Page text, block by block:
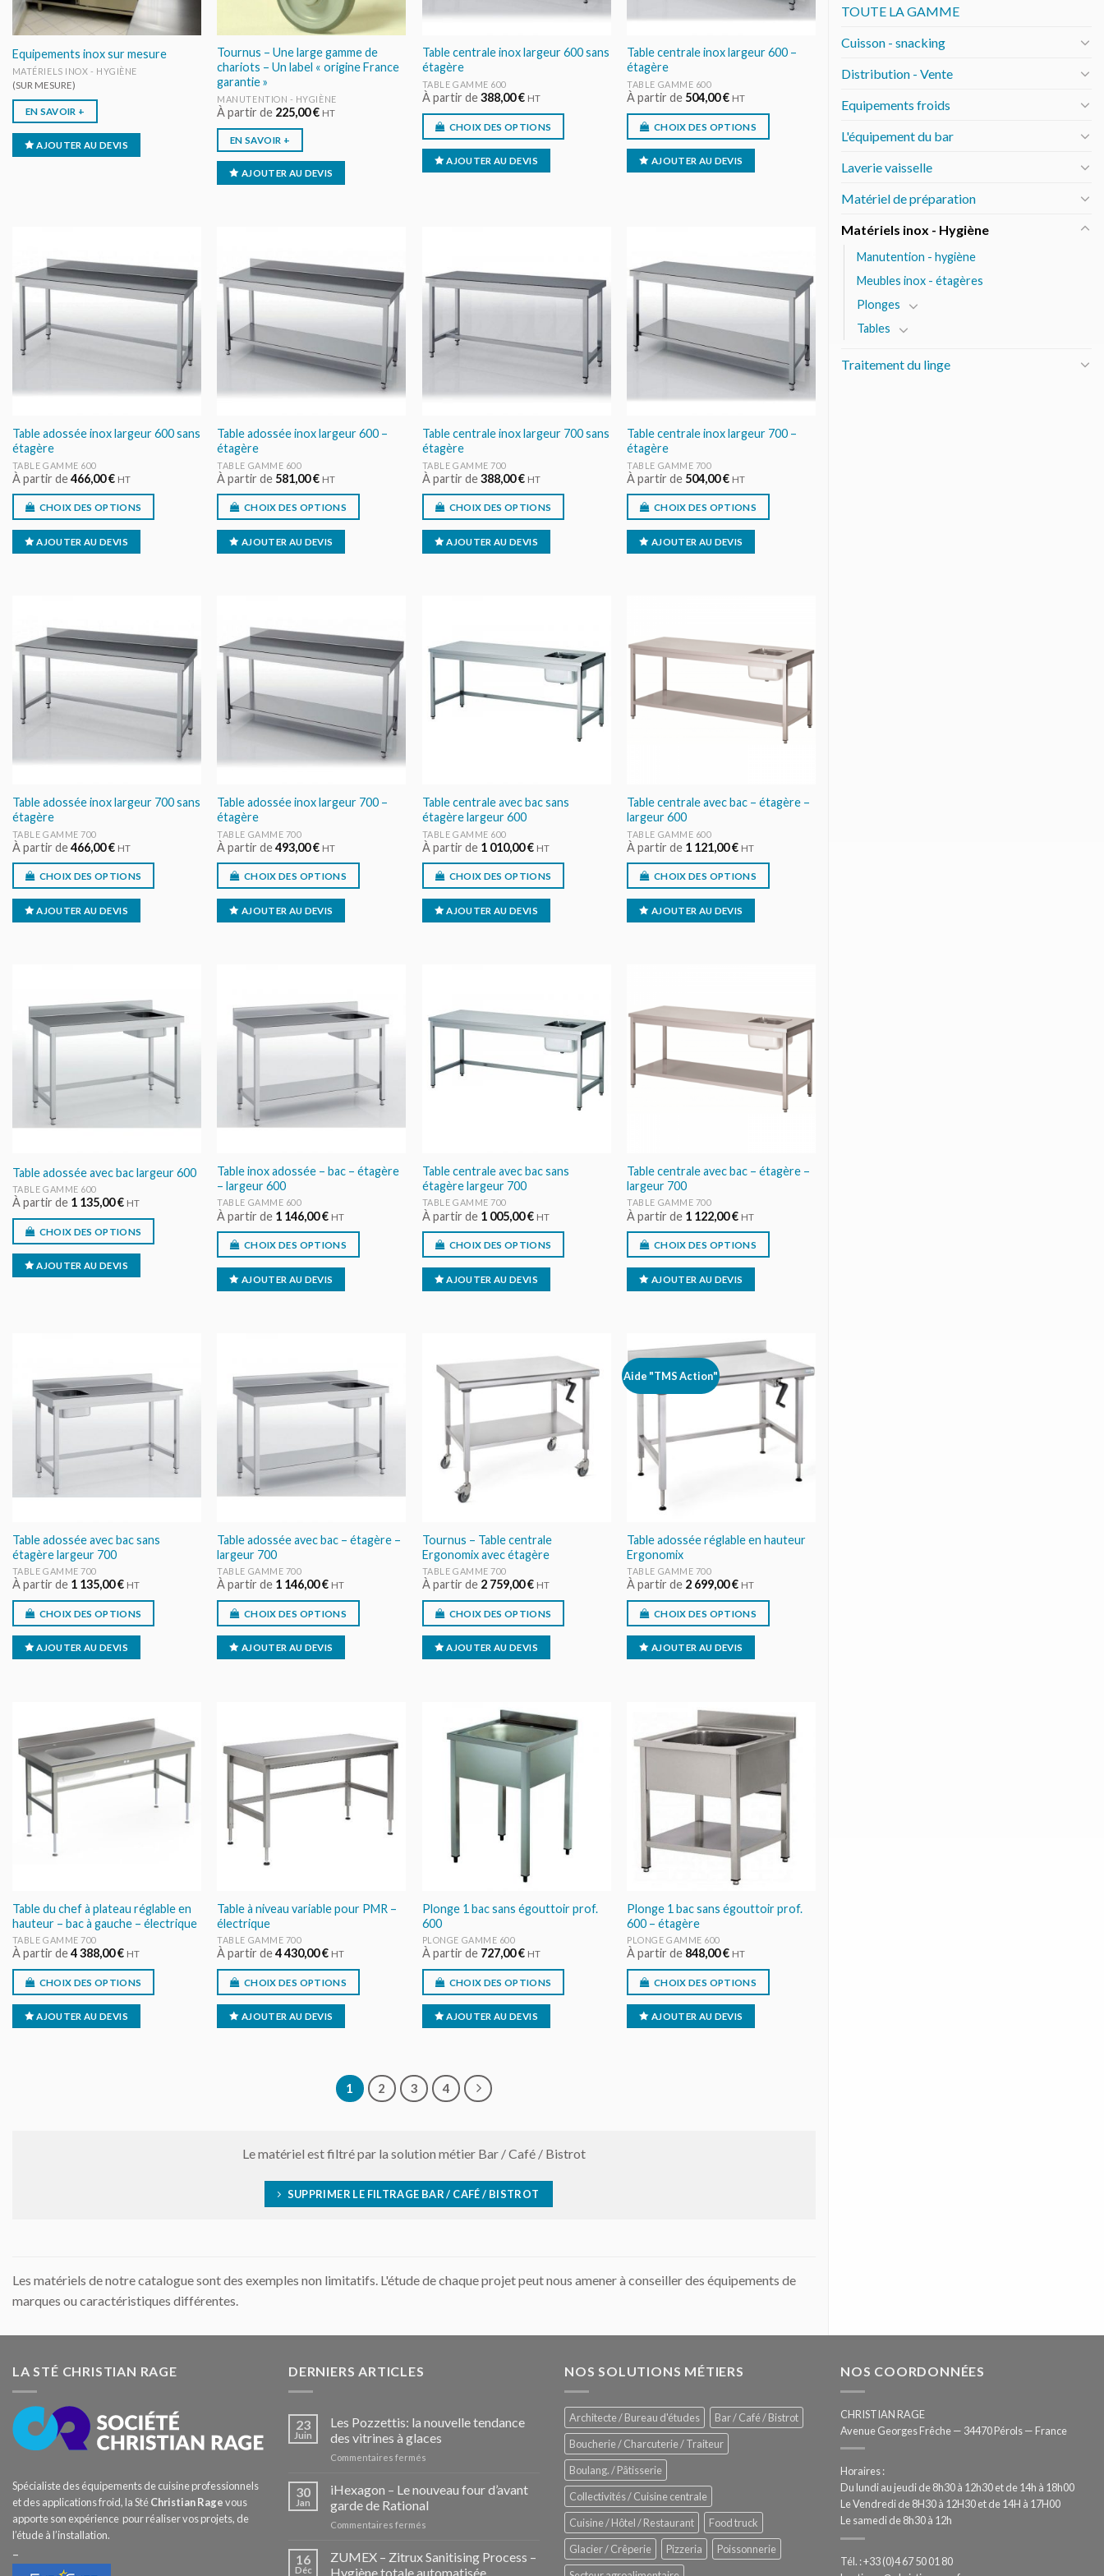
Equipements inox sur mesure
MATÉRIELS INOX - HYGIÈNE
(SUR MESURE)
EN SAVOIR +
AJOUTER AU DEVIS
Tournus – Une large gamme de
chariots – Un label « origine France
garantie »
MANUTENTION - HYGIÈNE
À partir de 225,00€ HT
EN SAVOIR +
AJOUTER AU DEVIS
Table centrale inox largeur 600 sans
étagère
TABLE GAMME 600
À partir de388,00€ HT
CHOIX DES OPTIONS
AJOUTER AU DEVIS
Table centrale inox largeur 600 –
étagère
TABLE GAMME 600
À partir de 504,00€ HT
CHOIX DES OPTIONS
AJOUTER AU DEVIS
AJOUTER
AU DEVIS
Table adossée inox largeur 600 sans
étagère
TABLE GAMME 600
À partir de466,00€ HT
CHOIX DES OPTIONS
AJOUTER AU DEVIS
AJOUTER
AU DEVIS
Table adossée inox largeur 600 –
étagère
TABLE GAMME 600
À partir de 581,00€ HT
CHOIX DES OPTIONS
AJOUTER AU DEVIS
AU DEVIS
Table centrale inox largeur 700 sans
étagère
TABLE GAMME 700
À partir de388,00€ HT
CHOIX DES OPTIONS
AJOUTER AU DEVIS
AJOUTER
AU DEVIS
Table centrale inox largeur 700 –
étagère
TABLE GAMME 700
À partir de 504,00€ HT
CHOIX DES OPTIONS
AJOUTER AU DEVIS
AJOUTER
AU DEVIS
Table adossée inox largeur 700 sans
étagère
TABLE GAMME 700
À partir de466,00€ HT
CHOIX DES OPTIONS
AJOUTER AU DEVIS
AJOUTER
AU DEVIS
Table adossée inox largeur 700 –
étagère
TABLE GAMME 700
À partir de493,00€ HT
CHOIX DES OPTIONS
AJOUTER AU DEVIS
AU DEVIS
Table centrale avec bac sans
étagère largeur 600
TABLE GAMME 600
À partir de 1 010,00€ HT
CHOIX DES OPTIONS
AJOUTER AU DEVIS
AU DEVIS
Table centrale avec bac – étagère –
largeur 600
TABLE GAMME 600
À partir de 1 121,00€ HT
CHOIX DES OPTIONS
AJOUTER AU DEVIS
AJOUTER
AU DEVIS
Table adossée avec bac largeur 600
TABLE GAMME 600
À partir de 1 135,00€ HT
CHOIX DES OPTIONS
AJOUTER AU DEVIS
AJOUTER
AU DEVIS
Table inox adossée – bac – étagère
– largeur 600
TABLE GAMME 600
À partir de 1 146,00€ HT
CHOIX DES OPTIONS
AJOUTER AU DEVIS
AU DEVIS
Table centrale avec bac sans
étagère largeur 700
TABLE GAMME 700
À partir de 1 005,00€ HT
CHOIX DES OPTIONS
AJOUTER AU DEVIS
AU DEVIS
Table centrale avec bac – étagère –
largeur 700
TABLE GAMME 700
À partir de 1 122,00€ HT
CHOIX DES OPTIONS
AJOUTER AU DEVIS
AJOUTER
AU DEVIS
Table adossée avec bac sans
étagère largeur 700
TABLE GAMME 700
À partir de 1 135,00€ HT
CHOIX DES OPTIONS
AJOUTER AU DEVIS
AJOUTER
AU DEVIS
Table adossée avec bac – étagère –
largeur 700
TABLE GAMME 700
À partir de 1 146,00€ HT
CHOIX DES OPTIONS
AJOUTER AU DEVIS
AJOUTER
AU DEVIS
Tournus – Table centrale
Ergonomix avec étagère
TABLE GAMME 700
À partir de 2 759,00€ HT
CHOIX DES OPTIONS
AJOUTER AU DEVIS
Aide "TMS Action"
AJOUTER
AU DEVIS
Table adossée réglable en hauteur
Ergonomix
TABLE GAMME 700
À partir de 2 699,00€ HT
CHOIX DES OPTIONS
AJOUTER AU DEVIS
AJOUTER
AU DEVIS
Table du chef à plateau réglable en
hauteur – bac à gauche – électrique
TABLE GAMME 700
À partir de4 388,00€ HT
CHOIX DES OPTIONS
AJOUTER AU DEVIS
AJOUTER
AU DEVIS
Table à niveau variable pour PMR –
électrique
TABLE GAMME 700
À partir de4 430,00€ HT
CHOIX DES OPTIONS
AJOUTER AU DEVIS
AJOUTER
Plonge 1 bac sans égouttoir prof.
600
PLONGE GAMME 600
À partir de 727,00€ HT
CHOIX DES OPTIONS
AJOUTER AU DEVIS
AJOUTER
Plonge 1 bac sans égouttoir prof.
600 – étagère
PLONGE GAMME 600
À partir de 848,00€ HT
CHOIX DES OPTIONS
AJOUTER AU DEVIS
1 2 3 4
Le matériel est filtré par la solution métier Bar / Café / Bistrot
SUPPRIMER LE FILTRAGE BAR / CAFÉ / BISTROT
Les matériels de notre catalogue sont des exemples non limitatifs. L'étude de chaque projet peut nous amener à conseiller des équipements de
marques ou caractéristiques différentes.
TOUTE LA GAMME
Cuisson - snacking
Distribution - Vente
Equipements froids
L'équipement du bar
Laverie vaisselle
Matériel de préparation
Matériels inox - Hygiène
Manutention - hygiène
Meubles inox - étagères
Plonges
Tables
Traitement du linge
LA STÉ CHRISTIAN RAGE
Spécialiste des équipements de cuisine professionnels
et des applications froid, la StéChristian Ragevous
apporte son expérience pour réaliser vos projets, de
l’étude à l’installation.
–
DERNIERS ARTICLES
23
Juin
Les Pozzettis: la nouvelle tendance
des vitrines à glaces
Commentaires fermés
Pozzettis:
la
nouvelle
vitrines
30
Jan
iHexagon – Le nouveau four d’avant
garde de Rational
Commentaires fermés
–
Le
16
Déc
ZUMEX – Zitrux Sanitising Process –
Hygiène totale automatisée
NOS SOLUTIONS MÉTIERS
Architecte / Bureau d'études
Bar / Café / Bistrot
Boucherie / Charcuterie / Traiteur
Boulang. / Pâtisserie
Collectivités / Cuisine centrale
Cuisine / Hôtel / Restaurant
Food truck
Glacier / Crêperie
Pizzeria
Poissonnerie
NOS COORDONNÉES
CHRISTIAN RAGE
Avenue Georges Frêche — 34470 Pérols — France
Horaires :
Du lundi au jeudi de 8h30 à 12h30 et de 14h à 18h00
Le Vendredi de 8H30 à 12H30 et de 14H à 17H00
Le samedi de 8h30 à 12h
Tél. : +33 (0)4 67 50 01 80